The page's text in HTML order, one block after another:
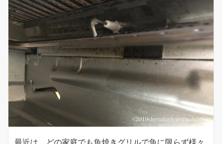
最近は、どの家庭でも魚焼きグリルで魚に限らず様々